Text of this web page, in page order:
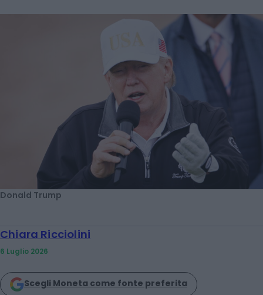
Donald Trump
Chiara Ricciolini
6 Luglio 2026
Scegli Moneta come fonte preferita